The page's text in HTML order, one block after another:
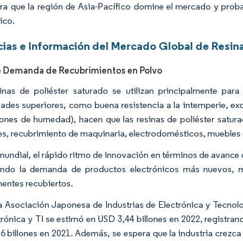
que la región de Asia-Pacífico domine el mercado y
e Información del Mercado Global de
de Recubrimientos en Polvo
de poliéster saturado se utilizan principalmente
superiores, como buena resistencia a la intemperie,
de humedad), hacen que las resinas de poliéster
recubrimiento de maquinaria, electrodomésticos, muebles
el rápido ritmo de innovación en términos de
la demanda de productos electrónicos más
recubiertos.
Asociación Japonesa de Industrias de Electrónica y
y TI se estimó en USD 3,44 billones en 2022,
billones en 2021. Además, se espera que la industria